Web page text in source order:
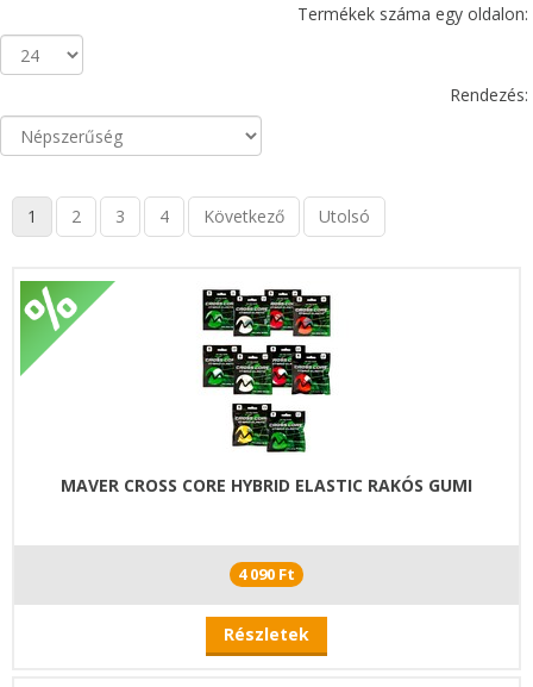
Termékek száma egy oldalon:
Rendezés:
1 2 3 4 Következő Utolsó
MAVER CROSS CORE HYBRID ELASTIC RAKÓS GUMI
4 090 Ft
Részletek